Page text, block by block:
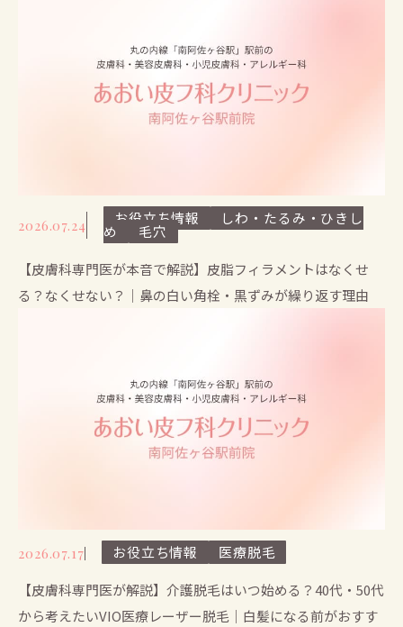
2026.07.24 お役立ち情報 しわ・たるみ・ひきし
め
毛穴
【皮膚科専門医が本音で解説】皮脂フィラメントはなくせ
る？なくせない？｜鼻の白い角栓・黒ずみが繰り返す理由
2026.07.17 お役立ち情報
医療脱毛
【皮膚科専門医が解説】介護脱毛はいつ始める？40代・50代
から考えたいVIO医療レーザー脱毛｜白髪になる前がおすす